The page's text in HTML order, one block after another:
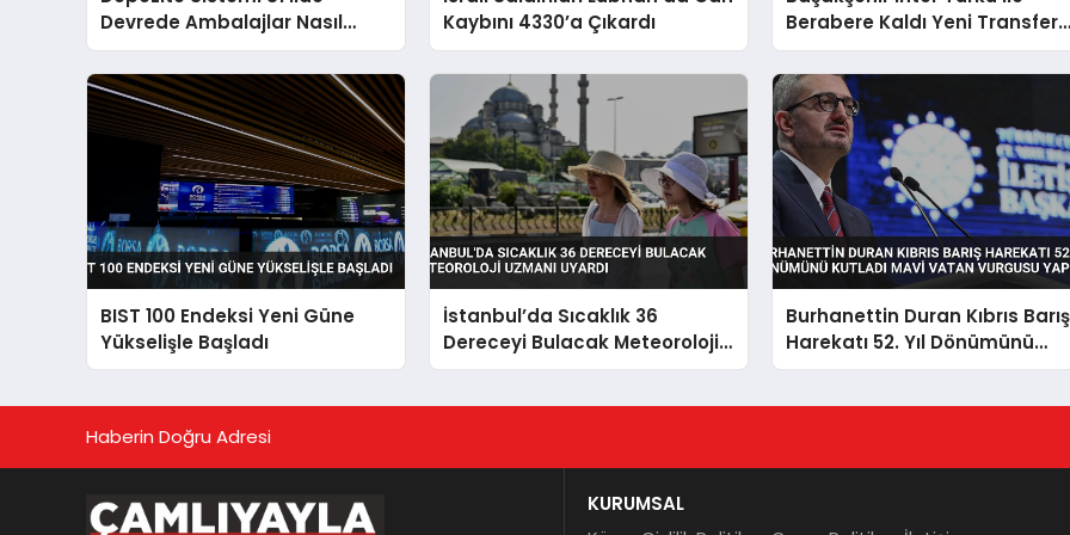
Devrede Ambalajlar Nasıl
Dönüşüyor
Kaybını 4330’a Çıkardı
Berabere Kaldı Yeni Transfer
Emin Bayram Golle Tanıştı
BIST 100 Endeksi Yeni Güne
Yükselişle Başladı
İstanbul’da Sıcaklık 36
Dereceyi Bulacak Meteoroloji
Uzmanı Uyardı
Burhanettin Duran Kıbrıs Barış
Harekatı 52. Yıl Dönümünü
Kutladı Mavi Vatan Vurgusu
Haberin Doğru Adresi
KURUMSAL